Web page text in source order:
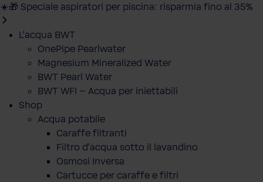
☀️🎁 Speciale aspiratori per piscina: risparmia fino al 35%
L'acqua BWT
OnePipe Pearlwater
Magnesium Mineralized Water
BWT Pearl Water
BWT WFI – Acqua per iniettabili
Shop
Acqua potabile
Caraffe filtranti
Filtro d'acqua sotto il lavandino
Osmosi Inversa
Cartucce per caraffe e filtri